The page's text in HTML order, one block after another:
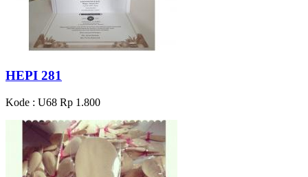
HEPI 281
Kode : U68 Rp 1.800